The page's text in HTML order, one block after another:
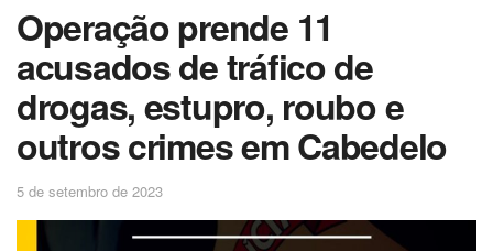
Operação prende 11
acusados de tráfico de
drogas, estupro, roubo e
outros crimes em Cabedelo
5 de setembro de 2023